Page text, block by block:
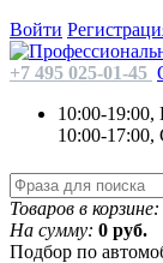
Войти
+7 495 025-01-45
10:00-
10:00-
Товаров в корзине:
На сумму: 0 руб.
Подбор по